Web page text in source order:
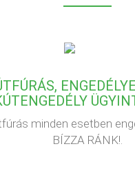
minden esetben
BÍZZA RÁNK!.